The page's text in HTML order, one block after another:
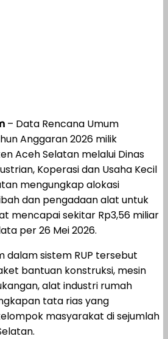
– Data Rencana Umum
Anggaran 2026 milik
Aceh Selatan melalui Dinas
Koperasi dan Usaha Kecil
mengungkap alokasi
dan pengadaan alat untuk
mencapai sekitar Rp3,56 miliar
per 26 Mei 2026.
sistem RUP tersebut
bantuan konstruksi, mesin
alat industri rumah
tata rias yang
masyarakat di sejumlah